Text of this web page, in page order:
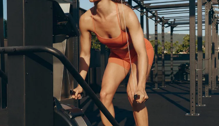
توبات
تيشيرتات
جاكيتاتi
| صديري
سويتشرتات
مرقط